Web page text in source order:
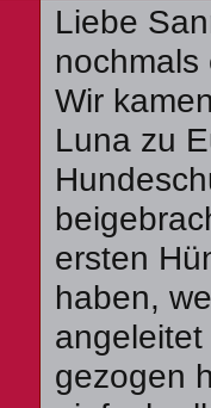
Liebe
Wir
Luna zu
ersten
haben,
gezogen